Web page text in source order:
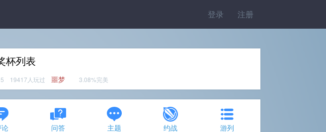
登录 注册
杯列表
19417人玩过 噩梦 3.08%完美
问答 主题 约战 游列